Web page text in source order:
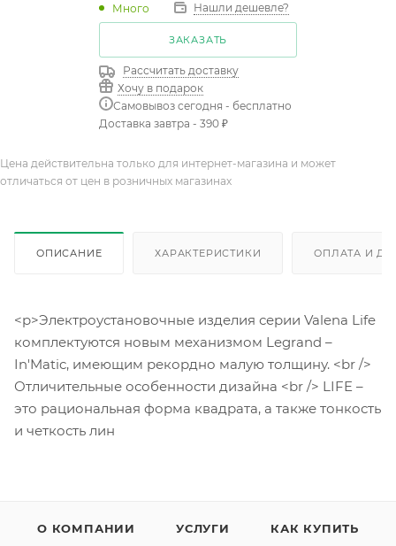
Много Нашли дешевле?
ЗАКАЗАТЬ
Рассчитать доставку
Хочу в подарок
Самовывоз сегодня - бесплатно
Доставка завтра - 390 ₽
Цена действительна только для интернет-магазина и может
отличаться от цен в розничных магазинах
ОПИСАНИЕ ХАРАКТЕРИСТИКИ ОПЛАТА И
<p>Электроустановочные изделия серии Valena Life
комплектуются новым механизмом Legrand –
In'Matic, имеющим рекордно малую толщину. <br />
Отличительные особенности дизайна <br /> LIFE –
это рациональная форма квадрата, а также тонкость
и четкость лин
О КОМПАНИИ УСЛУГИ КАК КУПИТЬ